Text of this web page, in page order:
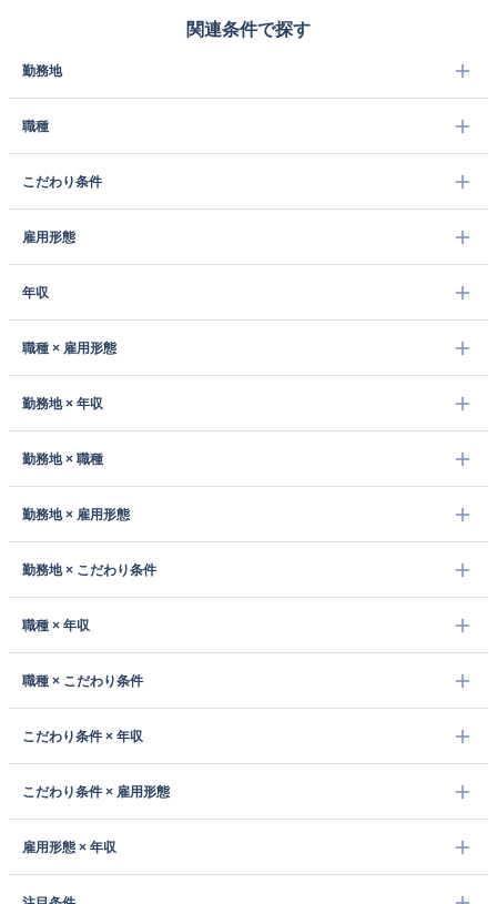
関連条件で探す
勤務地
職種
こだわり条件
雇用形態
年収
職種 × 雇用形態
勤務地 × 年収
勤務地 × 職種
勤務地 × 雇用形態
勤務地 × こだわり条件
職種 × 年収
職種 × こだわり条件
こだわり条件 × 年収
こだわり条件 × 雇用形態
雇用形態 × 年収